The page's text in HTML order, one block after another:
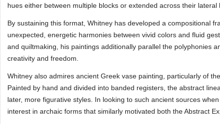
hues either between multiple blocks or extended across their
By sustaining this format, Whitney has developed a compositional
unexpected, energetic harmonies between vivid colors and fluid
and quiltmaking, his paintings additionally parallel the polyphonies
creativity and freedom.
Whitney also admires ancient Greek vase painting, particularly of
Painted by hand and divided into banded registers, the abstract
later, more figurative styles. In looking to such ancient sources
interest in archaic forms that similarly motivated both the Abstract